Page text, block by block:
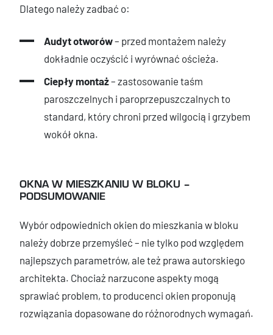
Dlatego należy zadbać o:
Audyt otworów– przed montażem należy
dokładnie oczyścić i wyrównać ościeża.
Ciepły montaż– zastosowanie taśm
paroszczelnych i paroprzepuszczalnych to
standard, który chroni przed wilgocią i grzybem
wokół okna.
OKNA W MIESZKANIU W BLOKU –
PODSUMOWANIE
Wybór odpowiednich okien do mieszkania w bloku
należy dobrze przemyśleć – nie tylko pod względem
najlepszych parametrów, ale też prawa autorskiego
architekta. Chociaż narzucone aspekty mogą
sprawiać problem, to producenci okien proponują
rozwiązania dopasowane do różnorodnych wymagań.